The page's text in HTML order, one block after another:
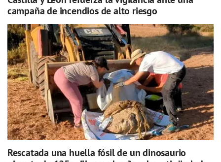
campaña de incendios de alto riesgo
Rescatada una huella fósil de un dinosaurio